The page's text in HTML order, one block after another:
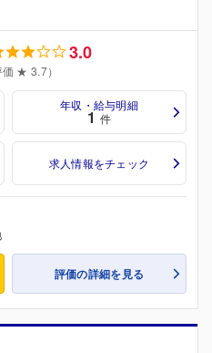
3.0
価 ★ 3.7）
年収・給与明細
1 件
求人情報をチェック
評価の詳細を見る